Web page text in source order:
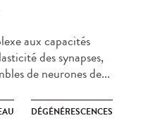
aux capacités
des synapses,
de neurones de...
DÉGÉNÉRESCENCES